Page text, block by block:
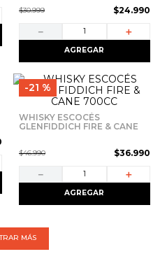
$30.999 $24.990
＋
－
AGREGAR
21 %
WHISKY ESCOCÉS
GLENFIDDICH FIRE & CANE
$46.990 $36.990
＋
－
AGREGAR
MÁS